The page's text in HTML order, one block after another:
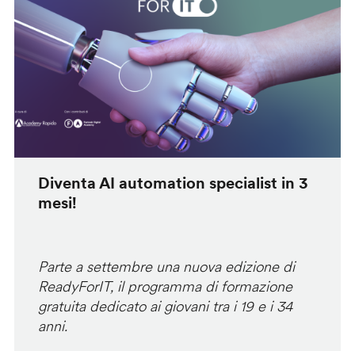
Diventa AI automation specialist in 3
mesi!
Parte a settembre una nuova edizione di
ReadyForIT, il programma di formazione
gratuita dedicato ai giovani tra i 19 e i 34
anni.